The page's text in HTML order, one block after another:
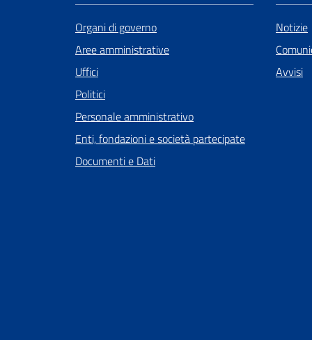
Organi di governo
Aree amministrative
Uffici
Politici
Personale amministrativo
Enti, fondazioni e società partecipate
Documenti e Dati
Notizie
Avvisi